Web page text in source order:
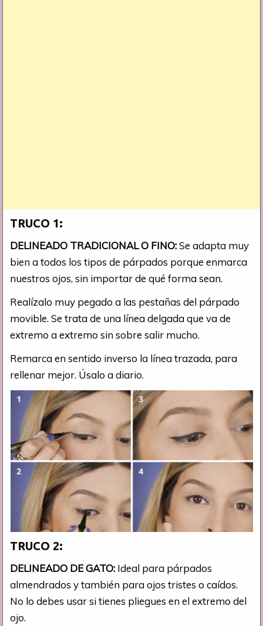
TRUCO 1:
DELINEADO TRADICIONAL O FINO:Se adapta muy
bien a todos los tipos de párpados porque enmarca
nuestros ojos, sin importar de qué forma sean.
Realízalo muy pegado a las pestañas del párpado
movible. Se trata de una línea delgada que va de
extremo a extremo sin sobre salir mucho.
Remarca en sentido inverso la línea trazada, para
rellenar mejor. Úsalo a diario.
TRUCO 2:
DELINEADO DE GATO: Ideal para párpados
almendrados y también para ojos tristes o caídos.
No lo debes usar si tienes pliegues en el extremo del
ojo.